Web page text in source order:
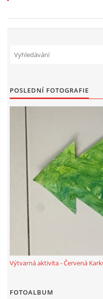
DUŠIČKY
SVATÝ MARTIN
SVATÁ KATEŘINA
SVATÁ BARBORA 4.12.
MIKULÁŠ, ČERTI
POSLEDNÍ FOTOGRAFIE
Výtvarná aktivita - Červená
FOTOALBUM